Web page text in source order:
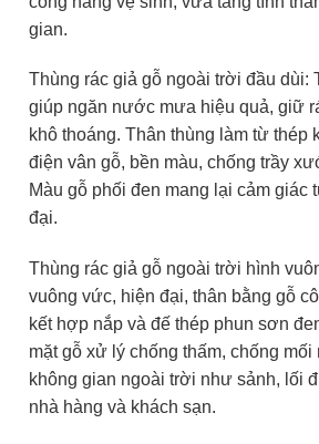
gian.
Thùng rác giả gỗ ngoài trời đầu dùi:
giúp ngăn nước mưa hiệu quả, giữ
khô thoáng. Thân thùng làm từ thép
điện vân gỗ, bền màu, chống trầy
Màu gỗ phối đen mang lại cảm giác
đại.
Thùng rác giả gỗ ngoài trời hình
vuông vức, hiện đại, thân bằng gỗ
kết hợp nắp và đế thép phun sơn
mặt gỗ xử lý chống thấm, chống
không gian ngoài trời như sảnh, lối
nhà hàng và khách sạn.